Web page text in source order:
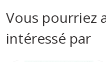
Vous pourriez
intéressé par